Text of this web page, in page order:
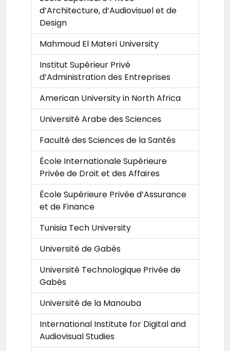
d’Architecture, d’Audiovisuel et de
Design
Mahmoud El Materi University
Institut Supérieur Privé
d’Administration des Entreprises
American University in North Africa
Université Arabe des Sciences
Faculté des Sciences de la Santés
École Internationale Supérieure
Privée de Droit et des Affaires
École Supérieure Privée d’Assurance
et de Finance
Tunisia Tech University
Université de Gabès
Université Technologique Privée de
Gabès
Université de la Manouba
International Institute for Digital and
Audiovisual Studies